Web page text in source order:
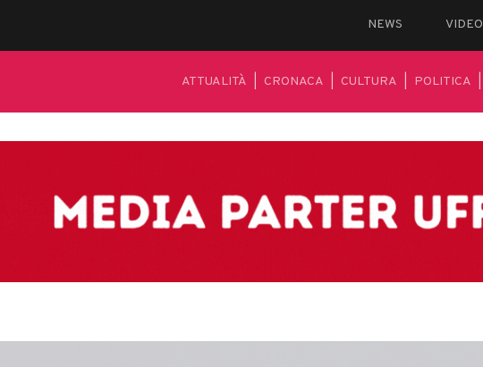
NEWS VIDEO
ATTUALITÀ CRONACA CULTURA POLITICA